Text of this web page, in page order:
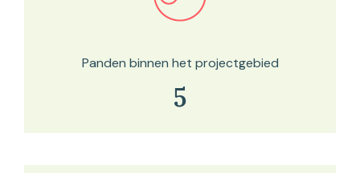
Bekijk in onze kaartviewer
Panden binnen het projectgebied
5